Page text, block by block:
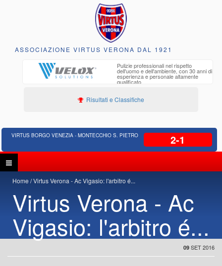
ASSOCIAZIONE VIRTUS VERONA DAL 1921
Pulizie professionali nel rispetto
dell'uomo e dell'ambiente, con 30 anni di
esperienza e personale altamente
qualificato
Risultati e Classifiche
VIRTUS BORGO VENEZIA - MONTECCHIO S. PIETRO 2-1
Home Virtus Verona - Ac Vigasio: l'arbitro é...
Virtus Verona - Ac
Vigasio: l'arbitro é...
09 SET 2016